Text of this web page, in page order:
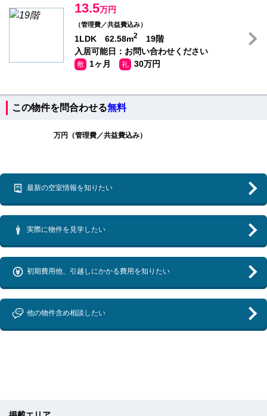
13.5万円
（管理費／共益費込み）
1LDK 62.58m2
19階
入居可能日：お問い合わせください
敷 1ヶ月 礼 30万円
この物件を問合わせる無料
万円（管理費／共益費込み）
最新の空室情報を知りたい
実際に物件を見学したい
初期費用他、引越しにかかる費用を知りたい
他の物件含め相談したい